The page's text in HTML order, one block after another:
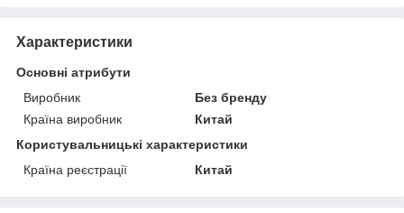
Характеристики
Основні атрибути
Виробник
Без бренду
Країна виробник
Китай
Користувальницькі характеристики
Країна реєстрації
Китай